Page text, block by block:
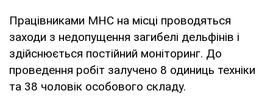
Працівниками МНС на місці проводяться
заходи з недопущення загибелі дельфінів і
здійснюється постійний моніторинг. До
проведення робіт залучено 8 одиниць техніки
та 38 чоловік особового складу.